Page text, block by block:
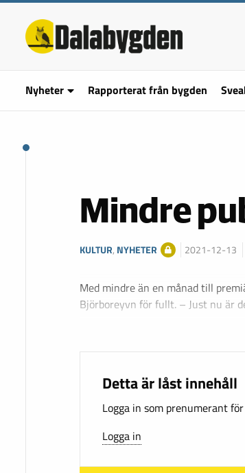
Nyheter Rapporterat från bygden
Mindre
KULTUR, NYHETER 2021-12-13
Med mindre än en månad till
Björboreyvn för fullt. – Just nu är
Detta är låst innehåll
Logga in som prenumerant
Logga in